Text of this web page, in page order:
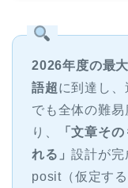
2026年度の最
語超に到達し
でも全体の難
り、
「文章そ
れる」設計が完
posit（仮定す